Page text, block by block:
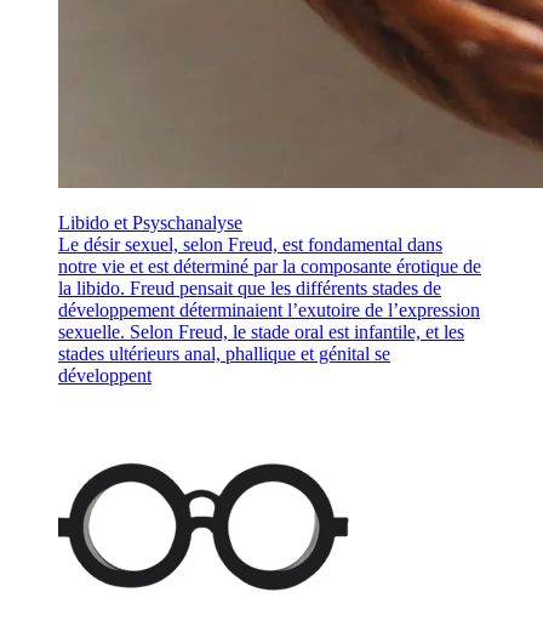
Libido et Psyschanalyse
Le désir sexuel, selon Freud, est fondamental dans
notre vie et est déterminé par la composante érotique de
la libido. Freud pensait que les différents stades de
développement déterminaient l’exutoire de l’expression
sexuelle. Selon Freud, le stade oral est infantile, et les
stades ultérieurs anal, phallique et génital se
développent